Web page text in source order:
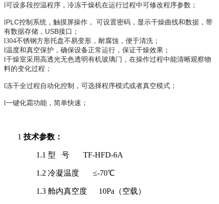
l可设多段控温程序，冷冻干燥机在运行过程中可修改程序参数；
l PLC控制系统， 触摸屏操作 ， 可设置密码， 显示干燥曲线和数据，带
有数据存储， USB接口 ；
l304不锈钢方形托盘不易变形， 耐腐蚀 ，便于清洗；
l温度和真空保护，确保设备正常运行，保证干燥效果 ；
l干燥室采用高透光无色透明有机玻璃门，在操作过程中能清晰观察物
料的变化过程；
l冻干全过程自动化控制，可选择程序模式或者真空模式 ；
l一键化霜功能，简单快速；
1 技术参数：
1.1 型 号 TF-HFD-6A
1.2 冷凝温度 ≤-70℃
1.3 舱内真空度 10Pa（空载）